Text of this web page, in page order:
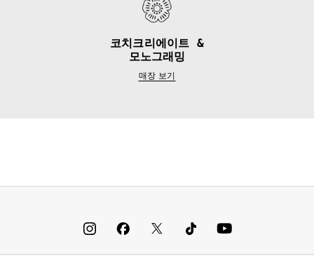
코치크리에이트 &
모노그래밍
매장 보기